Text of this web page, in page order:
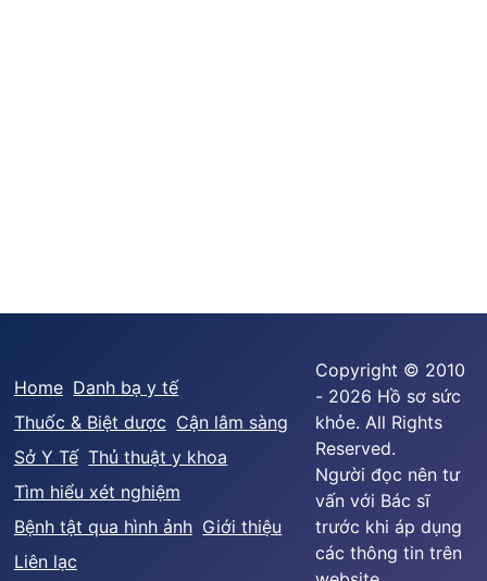
Home Danh bạ y tế
Thuốc & Biệt dược Cận lâm sàng
Sở Y Tế Thủ thuật y khoa
Tìm hiểu xét nghiệm
Bệnh tật qua hình ảnh Giới thiệu
Liên lạc
Copyright © 2010
- 2026 Hồ sơ sức
khỏe. All Rights
Reserved.
Người đọc nên tư
vấn với Bác sĩ
trước khi áp dụng
các thông tin trên